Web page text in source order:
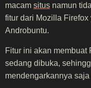
macam situs namun
fitur dari Mozilla
Androbuntu.
Fitur ini akan membuat
sedang dibuka,
mendengarkannya